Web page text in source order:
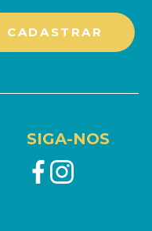
SIGA-NOS